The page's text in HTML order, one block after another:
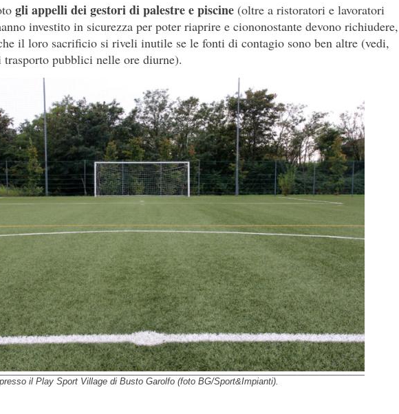
gli appelli dei gestori di palestre e piscine (oltre a ristoratori e lavoratori
investito in sicurezza per poter riaprire e ciononostante devono richiudere,
il loro sacrificio si riveli inutile se le fonti di contagio sono ben altre (vedi,
pubblici nelle ore diurne).
il Play Sport Village di Busto Garolfo (foto BG/Sport&Impianti).